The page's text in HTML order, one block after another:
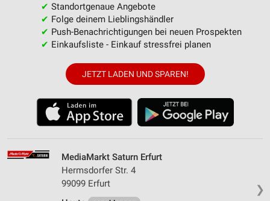
✔ Standortgenaue Angebote
✔ Folge deinem Lieblingshändler
✔ Push-Benachrichtigungen bei neuen Prospekten
✔ Einkaufsliste - Einkauf stressfrei planen
JETZT LADEN UND SPAREN!
❯
MediaMarkt Saturn Erfurt
Hermsdorfer Str. 4
99099 Erfurt